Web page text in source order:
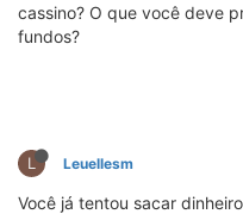
cassino? O que você deve
fundos?
L Leuellesm
Você já tentou sacar